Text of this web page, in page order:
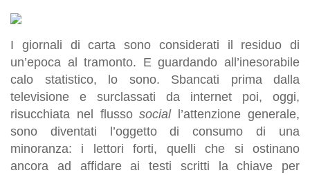
I giornali di carta sono considerati il residuo di
un’epoca al tramonto. E guardando all’inesorabile
calo statistico, lo sono. Sbancati prima dalla
televisione e surclassati da internet poi, oggi,
risucchiata nel flussosociall’attenzione generale,
sono diventati l’oggetto di consumo di una
minoranza: i lettori forti, quelli che si ostinano
ancora ad affidare ai testi scritti la chiave per